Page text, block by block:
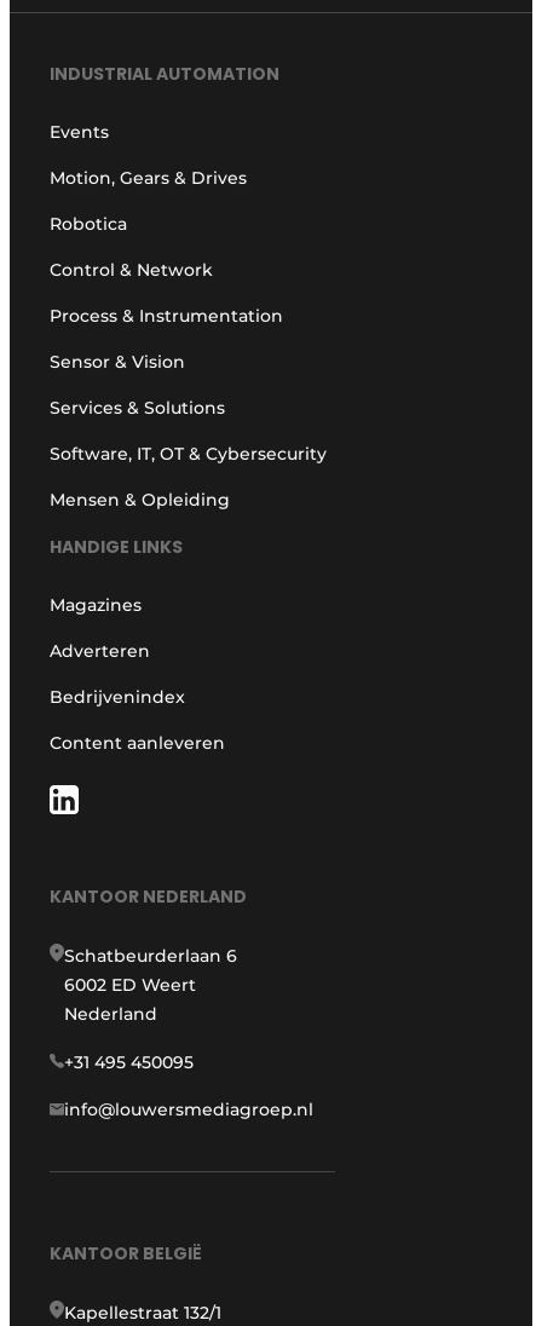
INDUSTRIAL AUTOMATION
Events
Motion, Gears & Drives
Robotica
Control & Network
Process & Instrumentation
Sensor & Vision
Services & Solutions
Software, IT, OT & Cybersecurity
Mensen & Opleiding
HANDIGE LINKS
Magazines
Adverteren
Bedrijvenindex
Content aanleveren
KANTOOR NEDERLAND
Schatbeurderlaan 6
6002 ED Weert
Nederland
+31 495 450095
info@louwersmediagroep.nl
KANTOOR BELGIË
Kapellestraat 132/1